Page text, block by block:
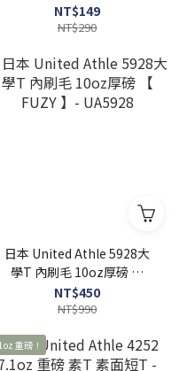
NT$149
NT$290
日本 United Athle 5928大
學T 內刷毛 10oz厚磅 【
FUZY 】- UA5928
NT$450
NT$990
重磅！